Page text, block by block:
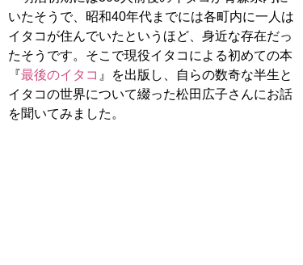
いたそうで、昭和40年代までには各町内に一人は
イタコが住んでいたというほど、身近な存在だっ
たそうです。そこで現役イタコによる初めての本
『最後のイタコ 』を出版し、自らの数奇な半生と
イタコの世界について綴った松田広子さんにお話
を聞いてみました。